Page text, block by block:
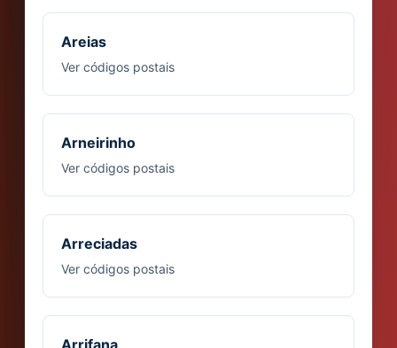
Areias
Ver códigos postais
Arneirinho
Ver códigos postais
Arreciadas
Ver códigos postais